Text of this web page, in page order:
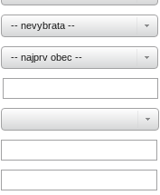
-- nevybrata --
-- najprv obec --